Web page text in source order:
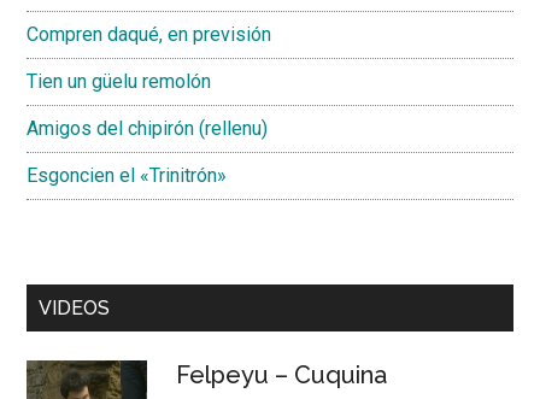
Compren daqué, en previsión
Tien un güelu remolón
Amigos del chipirón (rellenu)
Esgoncien el «Trinitrón»
VIDEOS
Felpeyu – Cuquina